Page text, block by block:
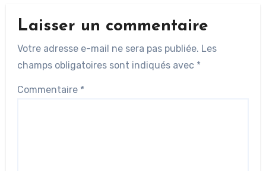
Laisser un commentaire
Votre adresse e-mail ne sera pas publiée. Les
champs obligatoires sont indiqués avec *
Commentaire *